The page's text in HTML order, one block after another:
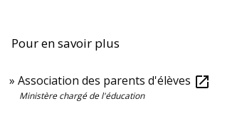
Pour en savoir plus
Association des parents d'élèves open_in_new
Ministère chargé de l'éducation